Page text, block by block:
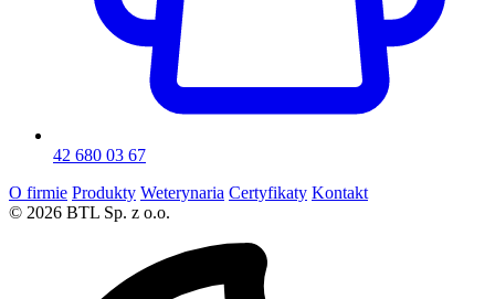
42 680 03 67
O firmie Produkty Weterynaria Certyfikaty Kontakt
© 2026 BTL Sp. z o.o.